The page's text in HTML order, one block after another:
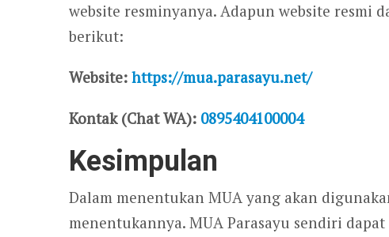
website resminyanya. Adapun website resmi
berikut:
Website: https://mua.parasayu.net/
Kontak (Chat WA): 0895404100004
Kesimpulan
Dalam menentukan MUA yang akan
menentukannya. MUA Parasayu sendiri